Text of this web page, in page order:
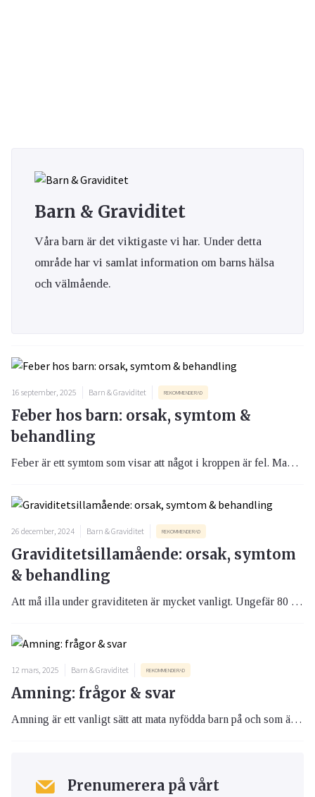
Barn & Graviditet
Våra barn är det viktigaste vi har. Under detta
område har vi samlat information om barns hälsa
och välmående.
16 september, 2025 Barn & Graviditet REKOMMENDERAD
Feber hos barn: orsak, symtom &
behandling
Feber är ett symtom som visar att något i kroppen är fel. Man säger att feber är när kroppstemperaturen överstiger 38,0 grader Celsius. Det handlar vanligtvis om en ofarlig infektion som ofta läker av sig själv. Om barnet är yngre än året eller har haft feber i mer än fyra dagar bör man dock kontakta vården.
26 december, 2024 Barn & Graviditet REKOMMENDERAD
Graviditetsillamående: orsak, symtom
& behandling
Att må illa under graviditeten är mycket vanligt. Ungefär 80 procent av alla gravida kvinnor upplever någon gång graviditetsillamående. Många upplever bara lite illamående på morgonen och någon enstaka kräkning, medan andra plågas av våldsamt illamående och många kräkningar.
12 mars, 2025 Barn & Graviditet REKOMMENDERAD
Amning: frågor & svar
Amning är ett vanligt sätt att mata nyfödda barn på och som även naturligt ger nära kroppskontakt med ditt barn. När du ammar är det viktigt att ta en stund för dig själv och ditt barn, hitta en god rutin och vara uppmärksam.
Prenumerera på vårt